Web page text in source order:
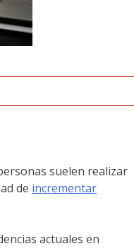
suelen realizar
de incrementar
actuales en